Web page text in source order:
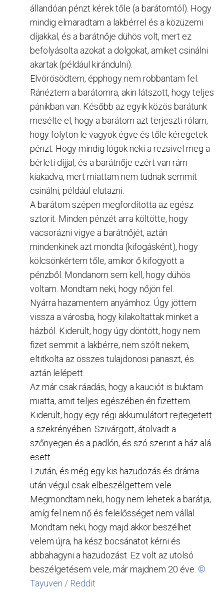
állandóan pénzt kérek tőle (a barátomtól). Hogy
mindig elmaradtam a lakbérrel és a közüzemi
díjakkal, és a barátnője dühös volt, mert ez
befolyásolta azokat a dolgokat, amiket csinálni
akartak (például kirándulni).
Elvörösödtem, épphogy nem robbantam fel.
Ránéztem a barátomra, akin látszott, hogy teljes
pánikban van. Később az egyik közös barátunk
mesélte el, hogy a barátom azt terjeszti rólam,
hogy folyton le vagyok égve és tőle kéregetek
pénzt. Hogy mindig lógok neki a rezsivel meg a
bérleti díjjal, és a barátnője ezért van rám
kiakadva, mert miattam nem tudnak semmit
csinálni, például elutazni.
A barátom szépen megfordította az egész
sztorit. Minden pénzét arra költötte, hogy
vacsorázni vigye a barátnőjét, aztán
mindenkinek azt mondta (kifogásként), hogy
kölcsönkértem tőle, amikor ő kifogyott a
pénzből. Mondanom sem kell, hogy dühös
voltam. Mondtam neki, hogy nőjön fel.
Nyárra hazamentem anyámhoz. Úgy jöttem
vissza a városba, hogy kilakoltattak minket a
házból. Kiderült, hogy úgy döntött, hogy nem
fizet semmit a lakbérre, nem szólt nekem,
eltitkolta az összes tulajdonosi panaszt, és
aztán lelépett.
Az már csak ráadás, hogy a kauciót is buktam
miatta, amit teljes egészében én fizettem.
Kiderült, hogy egy régi akkumulátort rejtegetett
a szekrényében. Szivárgott, átolvadt a
szőnyegen és a padlón, és szó szerint a ház alá
esett.
Ezután, és még egy kis hazudozás és dráma
után végül csak elbeszélgettem vele.
Megmondtam neki, hogy nem lehetek a barátja,
amíg fel nem nő és felelősséget nem vállal.
Mondtam neki, hogy majd akkor beszélhet
velem újra, ha kész bocsánatot kérni és
abbahagyni a hazudozást. Ez volt az utolsó
beszélgetésem vele, már majdnem 20 éve. ©
Tayuven / Reddit